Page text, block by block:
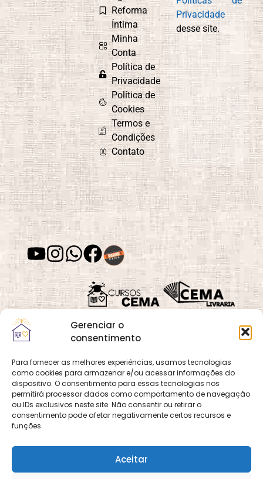
Gerenciar o
consentimento
Para fornecer as melhores experiências, usamos tecnologias
como cookies para armazenar e/ou acessar informações do
dispositivo. O consentimento para essas tecnologias nos
permitirá processar dados como comportamento de navegação
ou IDs exclusivos neste site. Não consentir ou retirar o
consentimento pode afetar negativamente certos recursos e
funções.
Aceitar
Controle
Emocional
Cordel
Espírita
Culto do
Evangelho no
Lar
Curiosidade e
Aprendizado
Depressão
Desafios e
Superação
Desenvolvimento
de Habilidades
Desenvolvimento
Espiritual
Desenvolvimento
Moral
Desvios
Espirituais
Dia das Mães
Reforma
Íntima
Minha
Conta
Política de
Privacidade
Política de
Cookies
Termos e
Condições
Contato
Privacidade
desse site.
Quadra 02, Lote 16,
Vila Vicentina,
Planaltina, Brasília-
DF. CEP 73.320-140
CNPJ: 01.600.089/0001-
OCemaneté um site
que pertence e é gerido
pelo CEMA, assim